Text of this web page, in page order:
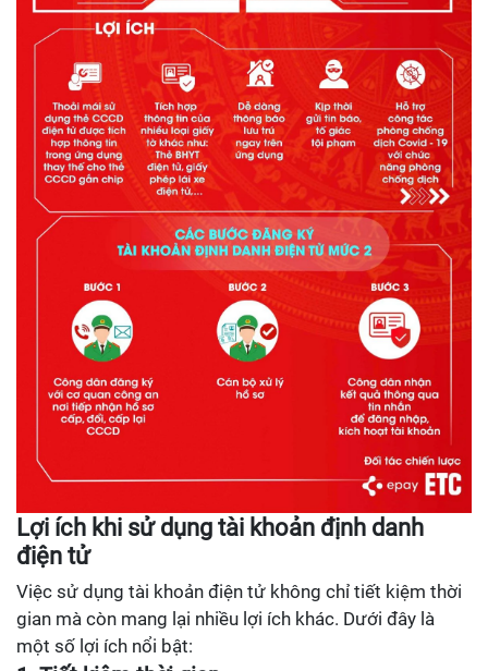
Lợi ích khi sử dụng tài khoản định danh
điện tử
Việc sử dụng tài khoản điện tử không chỉ tiết kiệm thời
gian mà còn mang lại nhiều lợi ích khác. Dưới đây là
một số lợi ích nổi bật: